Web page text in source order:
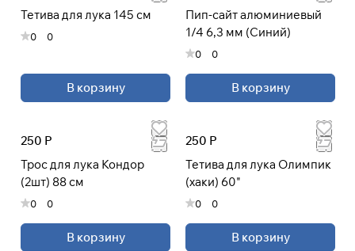
Тетива для лука 145 см
0 0
В корзину
Пип-сайт алюминиевый
1/4 6,3 мм (Синий)
0 0
В корзину
250 Р
Трос для лука Кондор
(2шт) 88 см
0 0
В корзину
250 Р
Тетива для лука Олимпик
(хаки) 60"
0 0
В корзину